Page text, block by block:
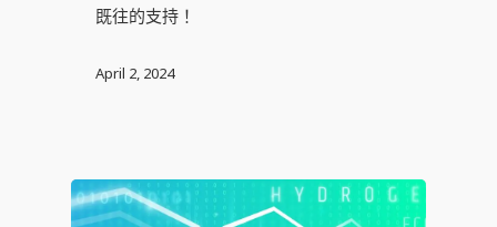
既往的支持！
April 2, 2024